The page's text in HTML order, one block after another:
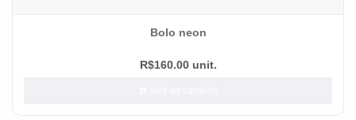
Bolo neon
R$160.00 unit.